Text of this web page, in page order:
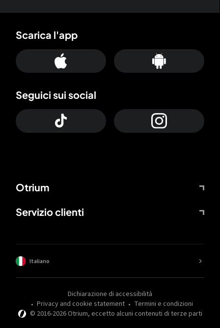
Otrium
Servizio clienti
Scarica l'app
Seguici sui social
© 2016-2026Otrium, eccetto alcuni contenuti di terze parti
Dichiarazione di accessibilità
Privacy and cookie statement
Termini e condizioni
Italiano